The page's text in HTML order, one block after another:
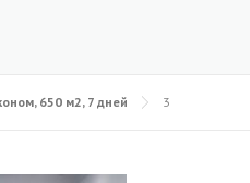
650 м2, 7 дней 3